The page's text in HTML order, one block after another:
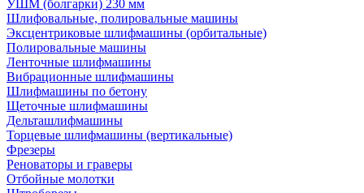
УШМ (болгарки) 230 мм
Шлифовальные, полировальные машины
Эксцентриковые шлифмашины (орбитальные)
Полировальные машины
Ленточные шлифмашины
Вибрационные шлифмашины
Шлифмашины по бетону
Щеточные шлифмашины
Дельташлифмашины
Торцевые шлифмашины (вертикальные)
Фрезеры
Реноваторы и граверы
Отбойные молотки